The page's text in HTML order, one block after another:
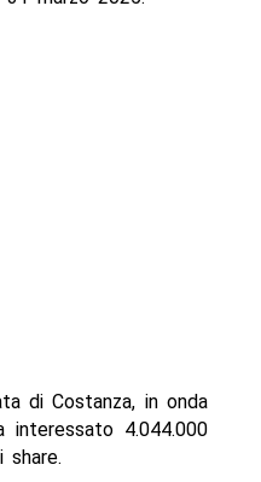
di Costanza, in onda
interessato 4.044.000